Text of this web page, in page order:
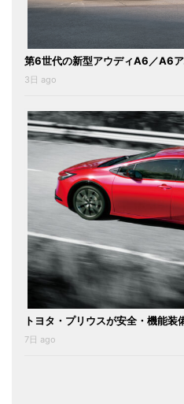
第6世代の新型アウディA6／A6
3日 ago
トヨタ・プリウスが安全・機能
7日 ago